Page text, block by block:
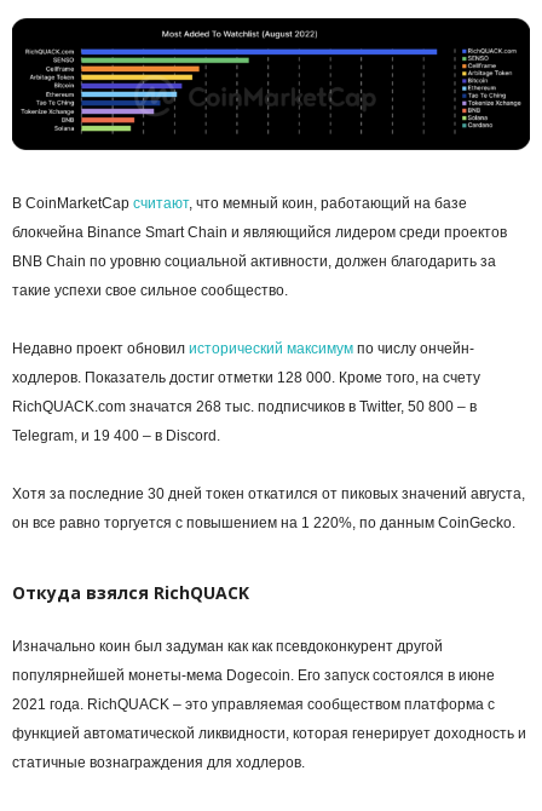
В CoinMarketCap считают, что мемный коин, работающий на базе
блокчейна Binance Smart Chain и являющийся лидером среди проектов
BNB Chain по уровню социальной активности, должен благодарить за
такие успехи свое сильное сообщество.
Недавно проект обновил исторический максимум по числу ончейн-
ходлеров. Показатель достиг отметки 128 000. Кроме того, на счету
RichQUACK.com значатся 268 тыс. подписчиков в Twitter, 50 800 – в
Telegram, и 19 400 – в Discord.
Хотя за последние 30 дней токен откатился от пиковых значений августа,
он все равно торгуется с повышением на 1 220%, по данным CoinGecko.
Откуда взялся RichQUACK
Изначально коин был задуман как как псевдоконкурент другой
популярнейшей монеты-мема Dogecoin. Его запуск состоялся в июне
2021 года. RichQUACK – это управляемая сообществом платформа с
функцией автоматической ликвидности, которая генерирует доходность и
статичные вознаграждения для ходлеров.